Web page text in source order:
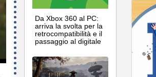
Da Xbox 360 al PC:
arriva la svolta per la
retrocompatibilità e il
passaggio al digitale